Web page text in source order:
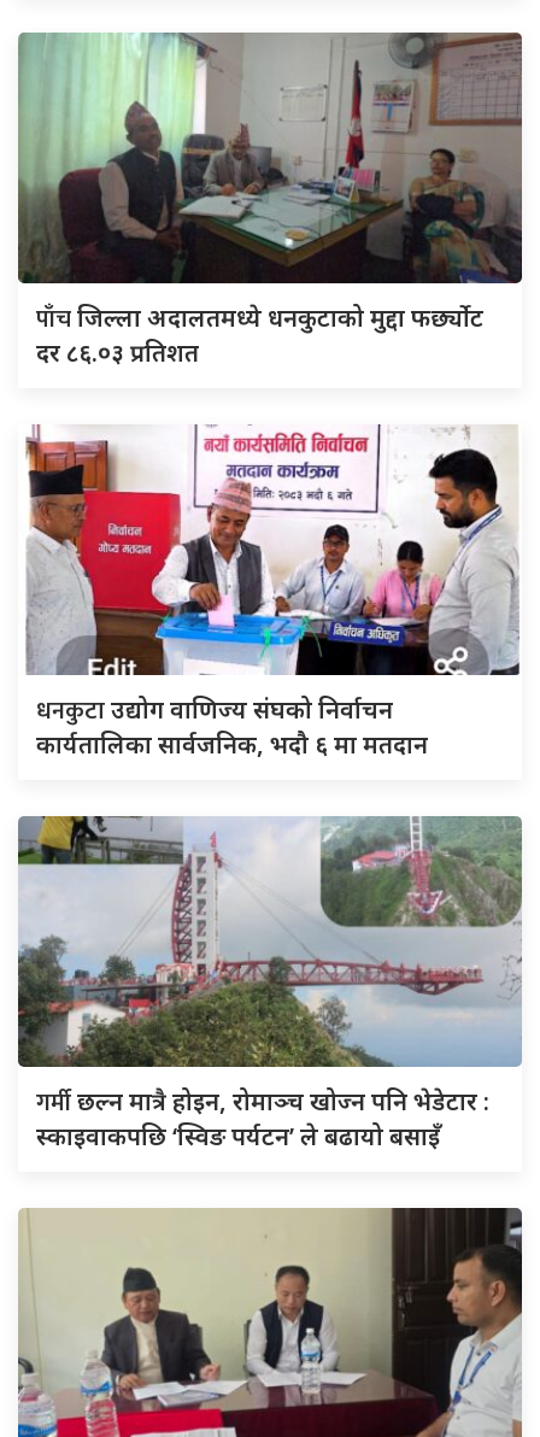
पाँचजिल्ला अदालतमध्ये धनकुटाको मुद्दा फर्छ्योट
दर ८६.०३ प्रतिशत
धनकुटाउद्योग वाणिज्य संघको निर्वाचन
कार्यतालिका सार्वजनिक, भदौ ६ मा मतदान
गर्मीछल्न मात्रै होइन, रोमाञ्च खोज्न पनि भेडेटार :
स्काइवाकपछि ‘स्विङ पर्यटन’ ले बढायो बसाइँ